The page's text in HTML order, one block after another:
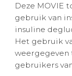
Aanmelden
Deze MOVIE
gebruik van
insuline
Het gebruik
weergegeven
gebruikers